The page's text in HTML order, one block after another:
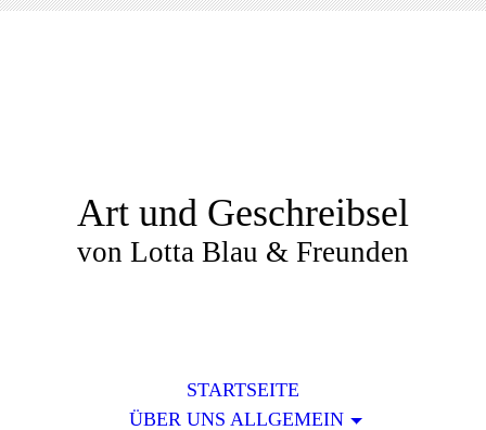
Art und Geschreibsel
von Lotta Blau & Freunden
STARTSEITE
ÜBER UNS ALLGEMEIN